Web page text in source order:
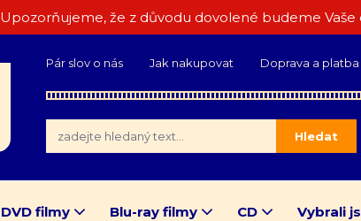
Upozorňujeme, že z důvodu dovolené budeme Vaše
Pár slov o nás Jak nakupovat Doprava a platba
Hledat
DVD filmy Blu-ray filmy CD Vybrali